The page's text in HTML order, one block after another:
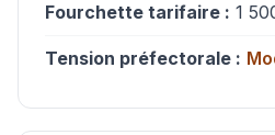
Fourchette tarifaire : 1
Tension préfectorale :